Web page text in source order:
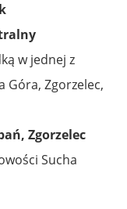
w jednej z
Góra, Zgorzelec,
Zgorzelec
Sucha